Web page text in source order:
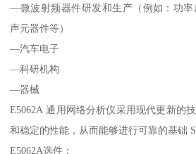
—微波射频器件研发和生产（例如：功
声元器件等）
—汽车电子
—科研机构
—器械
E5062A 通用网络分析仪采用现代更新的
和稳定的性能，从而能够进行可靠的基础
E5062A选件：